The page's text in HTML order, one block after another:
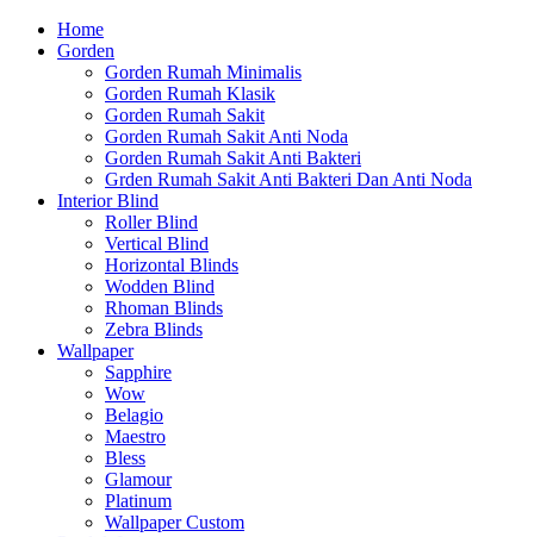
Home
Gorden
Gorden Rumah Minimalis
Gorden Rumah Klasik
Gorden Rumah Sakit
Gorden Rumah Sakit Anti Noda
Gorden Rumah Sakit Anti Bakteri
Grden Rumah Sakit Anti Bakteri Dan Anti Noda
Interior Blind
Roller Blind
Vertical Blind
Horizontal Blinds
Wodden Blind
Rhoman Blinds
Zebra Blinds
Wallpaper
Sapphire
Wow
Belagio
Maestro
Bless
Glamour
Platinum
Wallpaper Custom